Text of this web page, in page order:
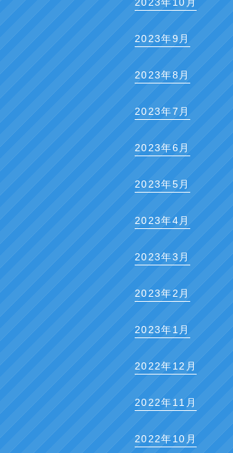
2023年10月
2023年9月
2023年8月
2023年7月
2023年6月
2023年5月
2023年4月
2023年3月
2023年2月
2023年1月
2022年12月
2022年11月
2022年10月